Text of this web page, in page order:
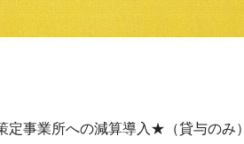
定事業所への減算導入★（貸与のみ）